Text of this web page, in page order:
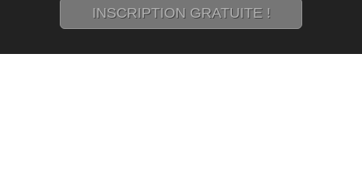
INSCRIPTION GRATUITE !